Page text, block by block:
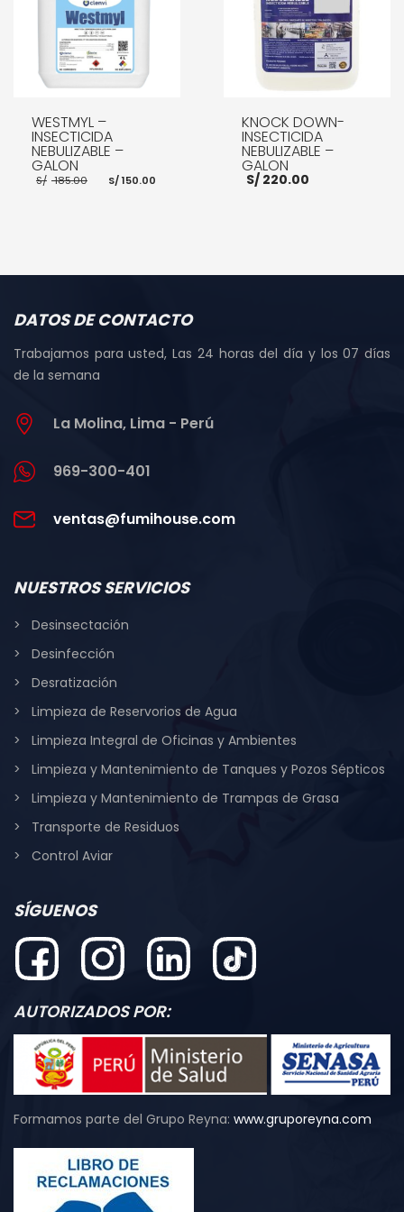
WESTMYL –
INSECTICIDA
NEBULIZABLE –
GALON
S/ 185.00 El
precio
S/150.00
KNOCK DOWN-
INSECTICIDA
NEBULIZABLE –
GALON
S/220.00
DATOS DE CONTACTO
Trabajamos para usted, Las 24 horas del día y los 07 días
de la semana
La Molina, Lima - Perú
969-300-401
ventas@fumihouse.com
NUESTROS SERVICIOS
Desinsectación
Desinfección
Desratización
Limpieza de Reservorios de Agua
Limpieza Integral de Oficinas y Ambientes
Limpieza y Mantenimiento de Tanques y Pozos Sépticos
Limpieza y Mantenimiento de Trampas de Grasa
Transporte de Residuos
Control Aviar
SÍGUENOS
AUTORIZADOS POR:
Formamos parte del Grupo Reyna: www.gruporeyna.com